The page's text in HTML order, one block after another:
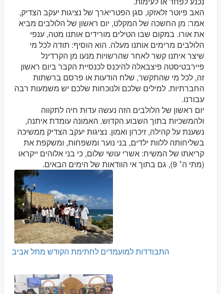
האב פיוטר זלאזקו, סגן הפטריארך של נציגות יעקב הצדיק,
אמר: מן החשכה של המקלט, יום ראשון של הלולבים מביא
את אורו. במקום שבו הטילים מורידים אותנו מטה, ענפי
הלולבים מרימים אותנו מעלה. הוא הוסיף: תודה לכל מי
שיצר איתנו קשר לאחר שהרשויות מנעו מן הקרדינל
פיירבטיסטה פיצבאלה להיכנס לכנסיית הקבר ביום ראשון
זה, לכל מי שהתקשר, שלח הודעות או פרסם ברשתות
החברתיות. למילים שלכם ולנוכחות שלכם יש משמעות רבה
עבורנו.
יום ראשון של הלולבים הזה נעשה עדות חיה לתקווה
ולהמשכיות בתוך השבוע הקדוש. האמונה עומדת איתנה,
נשענת על קהילה, זיכרון ואמון. נציגות יעקב הצדיק ממשיכה
בשליחותה ללוות ילדים, בני נוער ומשפחות, ומשקפת את
קריאתו של המשיח: אשרי עושי שלום, כי בני אלוהים ייקראו
(מתי ה׳ 9), גם בתוך אי הוודאות של הימים הבאים.
התבודדות למועמדים לחתימת הקודש מתל אביב